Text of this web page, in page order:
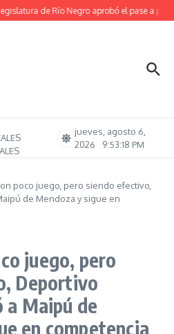
de Río Negro aprobó el pase a
jueves, agosto 6,
2026
9:53:19 PM
poco juego, pero siendo efectivo,
de Mendoza y sigue en
juego, pero
Deportivo
a Maipú de
en competencia